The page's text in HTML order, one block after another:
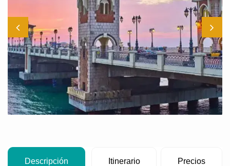
Descripción Itinerario Precios